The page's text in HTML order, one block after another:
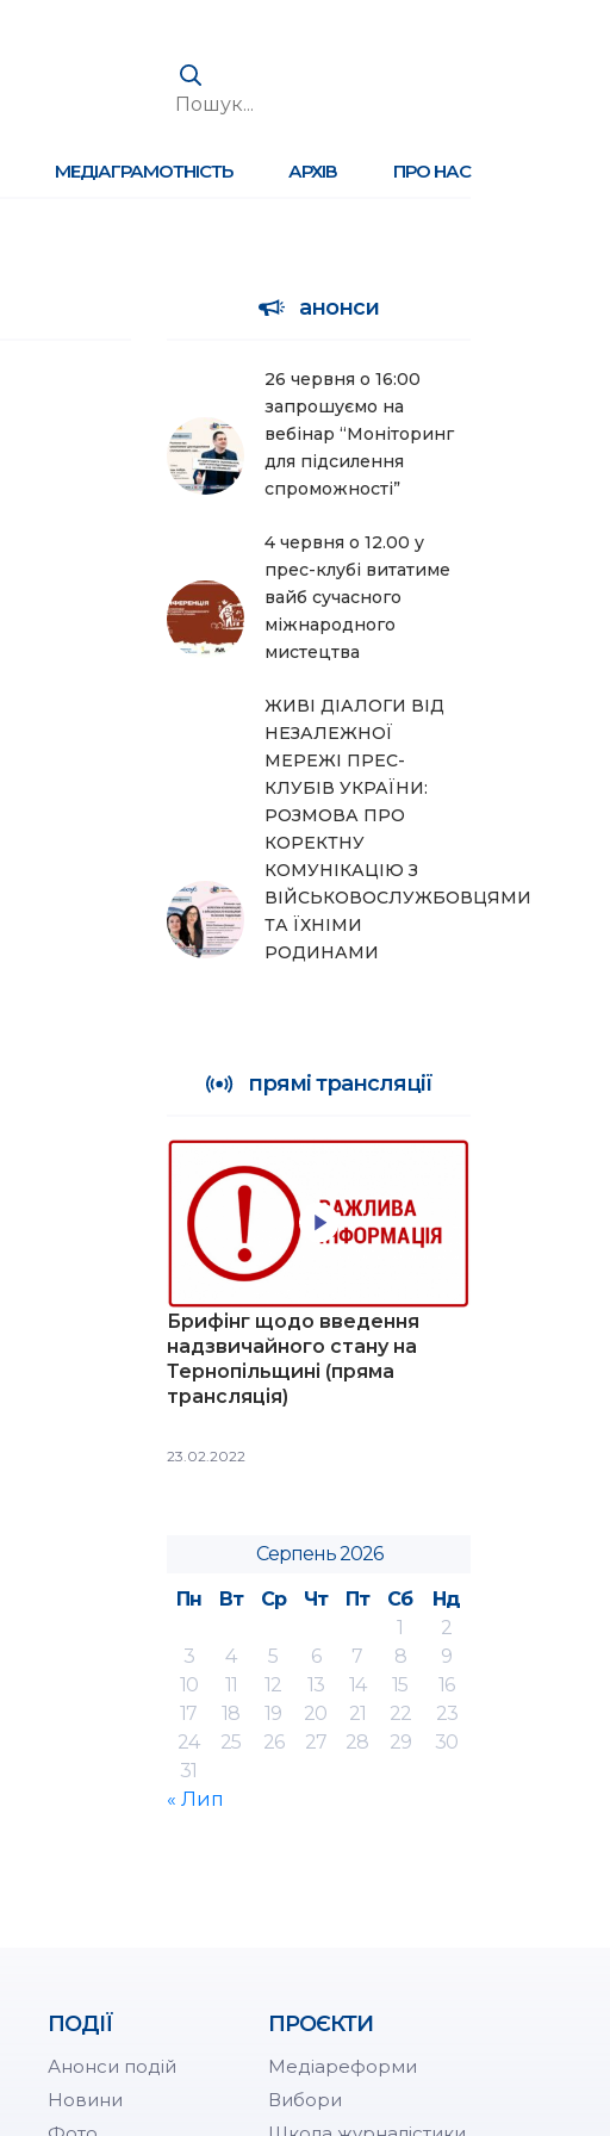
МЕДІАГРАМОТНІСТЬ АРХІВ ПРО НАС
анонси
26 червня о 16:00
запрошуємо на
вебінар “Моніторинг
для підсилення
спроможності”
4 червня о 12.00 у
прес-клубі витатиме
вайб сучасного
міжнародного
мистецтва
ЖИВІ ДІАЛОГИ ВІД
НЕЗАЛЕЖНОЇ
МЕРЕЖІ ПРЕС-
КЛУБІВ УКРАЇНИ:
РОЗМОВА ПРО
КОРЕКТНУ
КОМУНІКАЦІЮ З
ВІЙСЬКОВОСЛУЖБОВЦЯМИ
ТА ЇХНІМИ
РОДИНАМИ
прямі трансляції
Брифінг щодо введення
надзвичайного стану на
Тернопільщині (пряма
трансляція)
23.02.2022
Серпень 2026
Пн
Вт Ср Чт Пт Сб
Нд
1
2
3
4 5 6 7 8
9
10
11 12 13 14 15
16
17
18 19 20 21 22
23
24
25 26 27 28 29
30
31
« Лип
ПОДІЇ
Анонси подій
Новини
ПРОЄКТИ
Медіареформи
Вибори